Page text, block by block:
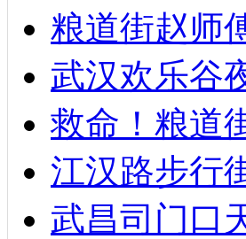
粮道街赵师
武汉欢乐谷
救命！粮道
江汉路步行
武昌司门口